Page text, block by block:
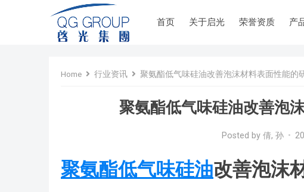
首页 关于启光 荣誉资质 产
Home 行业资讯 聚氨酯低气味硅油改善泡沫材料表面性能的
聚氨酯低气味硅油改善泡
Posted by 倩, 孙 •
聚氨酯低气味硅油改善泡沫